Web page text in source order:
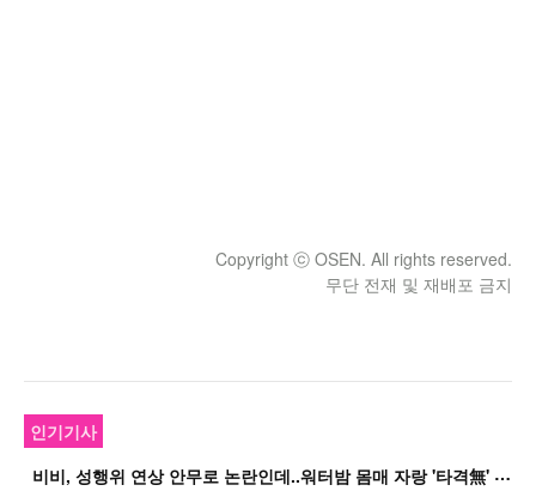
Copyright ⓒ OSEN. All rights reserved.
무단 전재 및 재배포 금지
인기기사
비
비, 성행위 연상 안무로 논란인데..워터밤 몸매 자랑 '타격無' 근황